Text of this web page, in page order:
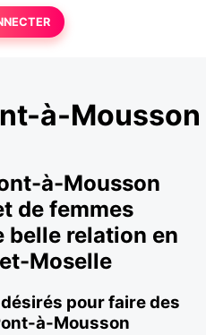
à-Mousson
à-Mousson
de femmes
belle relation en
Moselle
pour faire des
à-Mousson